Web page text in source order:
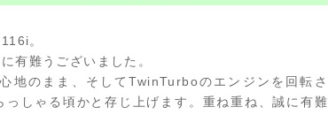
。
有難うございました。
地のまま、そしてTwinTurboのエンジンを回転さ
しゃる頃かと存じ上げます。重ね重ね、誠に有難